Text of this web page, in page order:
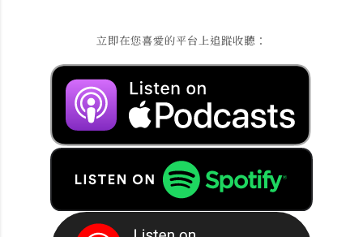
立即在您喜愛的平台上追蹤收聽：